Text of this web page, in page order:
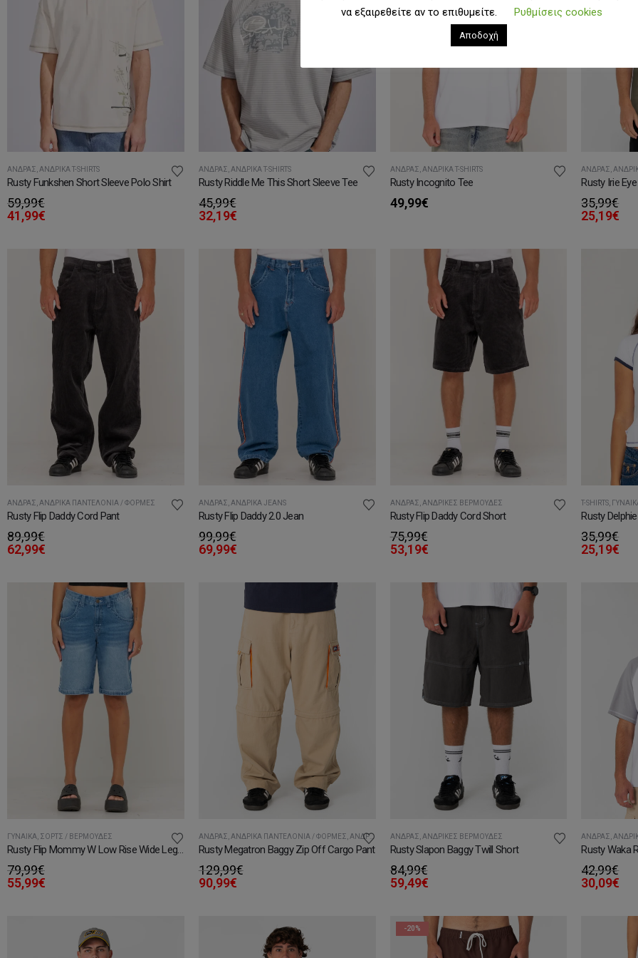
ΆΝΔΡΑΣ,ΑΝΔΡΙΚΆ T-SHIRTS
Rusty Funkshen Short Sleeve Polo Shirt
59,99€
41,99€
ΆΝΔΡΑΣ,ΑΝΔΡΙΚΆ T-SHIRTS
Rusty Riddle Me This Short Sleeve Tee
45,99€
32,19€
ΕΞΑΝΤΛΗΜΈΝΟ
ΆΝΔΡΑΣ,ΑΝΔΡΙΚΆ T-SHIRTS
Rusty Incognito Tee
49,99€
ΆΝΔΡΑΣ,
Rusty Irie
35,99€
25,19€
ΆΝΔΡΑΣ,ΑΝΔΡΙΚΆ ΠΑΝΤΕΛΌΝΙΑ / ΦΌΡΜΕΣ
Rusty Flip Daddy Cord Pant
89,99€
62,99€
ΆΝΔΡΑΣ,ΑΝΔΡΙΚΆ JEANS
Rusty Flip Daddy 2.0 Jean
99,99€
69,99€
ΆΝΔΡΑΣ,ΑΝΔΡΙΚΈΣ ΒΕΡΜΟΎΔΕΣ
Rusty Flip Daddy Cord Short
75,99€
53,19€
T-SHIRTS,
Rusty
35,99€
25,19€
ΓΥΝΑΊΚΑ ΣΟΡΤΣ / ΒΕΡΜΟΎΔΕΣ
Rusty Flip Mommy W Low Rise Wide Leg Denim Jort
79,99€
55,99€
ΆΝΔΡΑΣ ΑΝΔΡΙΚΆ ΠΑΝΤΕΛΌΝΙΑ / ΦΌΡΜΕΣ ΑΝΔΡΙΚΈΣ ΒΕΡΜΟΎΔΕΣ
Rusty Megatron Baggy Zip Off Cargo Pant
129,99€
90,99€
ΆΝΔΡΑΣ ΑΝΔΡΙΚΈΣ ΒΕΡΜΟΎΔΕΣ
Rusty Slapon Baggy Twill Short
84,99€
59,49€
ΆΝΔΡΑΣ
Rusty Waka
42,99€
30,09€
-20%
να εξαιρεθείτε αν το επιθυμείτε.
Ρυθμίσεις cookies
Αποδοχή